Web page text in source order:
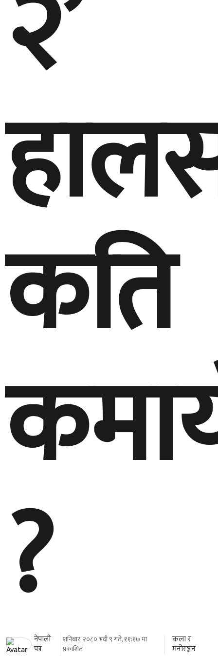
कति
?
नेपाली
पत्र
शनिबार, २०८० भदौ ९ गते, ११:१७ मा
प्रकाशित
कला र
मनोरञ्जन